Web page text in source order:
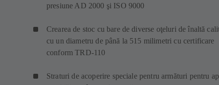
presiune AD 2000 şi ISO 9000
Crearea de stoc cu bare de diverse oţeluri de înaltă
cu un diametru de până la 515 milimetri cu certificare
conform TRD-110
Straturi de acoperire speciale pentru armături pentru